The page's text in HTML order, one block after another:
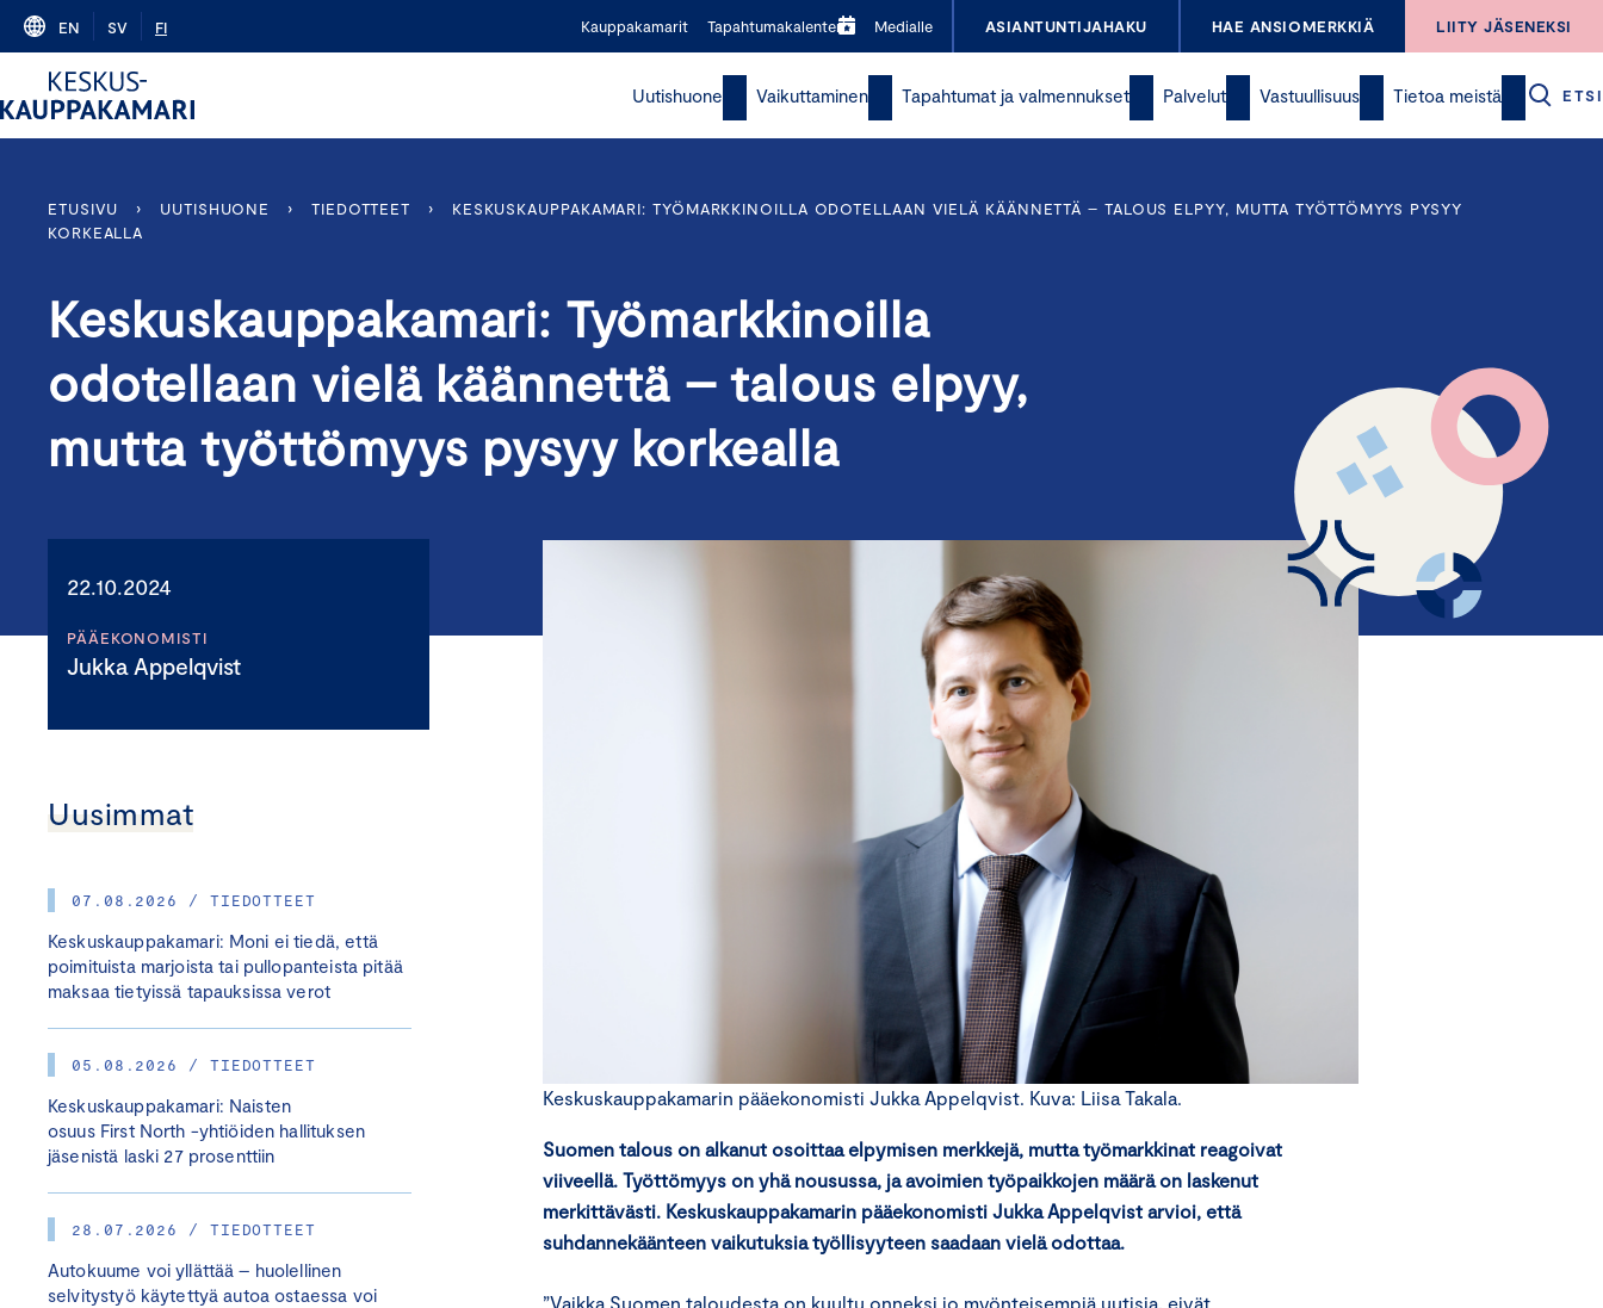
Skip
content
EN SV FI Kauppakamarit Tapahtumakalenteri Medialle ASIANTUNTIJAHAKU HAE ANSIOMERKKIÄ LIITY JÄSENEKSI
Uutishuone Vaikuttaminen Tapahtumat ja valmennukset Palvelut Vastuullisuus Tietoa meistä ETSI
ETUSIVU › UUTISHUONE › TIEDOTTEET ›
KESKUSKAUPPAKAMARI: TYÖMARKKINOILLA ODOTELLAAN VIELÄ KÄÄNNETTÄ – TALOUS ELPYY, MUTTA TYÖTTÖMYYS PYSYY
KORKEALLA
Keskuskauppakamari: Työmarkkinoilla
odotellaan vielä käännettä – talous elpyy,
mutta työttömyys pysyy korkealla
22.10.2024
PÄÄEKONOMISTI
Jukka Appelqvist
Uusimmat
07.08.2026 / TIEDOTTEET
Keskuskauppakamari: Moni ei tiedä, että
poimituista marjoista tai pullopanteista pitää
maksaa tietyissä tapauksissa verot
05.08.2026 / TIEDOTTEET
Keskuskauppakamari: Naisten
osuus First North -yhtiöiden hallituksen
jäsenistä laski 27 prosenttiin
28.07.2026 / TIEDOTTEET
Autokuume voi yllättää – huolellinen
selvitystyö käytettyä autoa ostaessa voi
Keskuskauppakamarin pääekonomisti Jukka Appelqvist. Kuva: Liisa Takala.
Suomen talous on alkanut osoittaa elpymisen merkkejä, mutta työmarkkinat reagoivat
viiveellä. Työttömyys on yhä nousussa, ja avoimien työpaikkojen määrä on laskenut
merkittävästi. Keskuskauppakamarin pääekonomisti Jukka Appelqvist arvioi, että
suhdannekäänteen vaikutuksia työllisyyteen saadaan vielä odottaa.
”Vaikka Suomen taloudesta on kuultu onneksi jo myönteisempiä uutisia, eivät